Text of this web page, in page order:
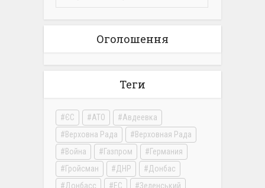
Оголошення
Теги
ЄС АТО
Авдеевка
Верховна Рада
Верховная Рада
Война
Газпром
Германия
Гройсман
ДНР
Донбас
Донбасс
ЕС Зеленський